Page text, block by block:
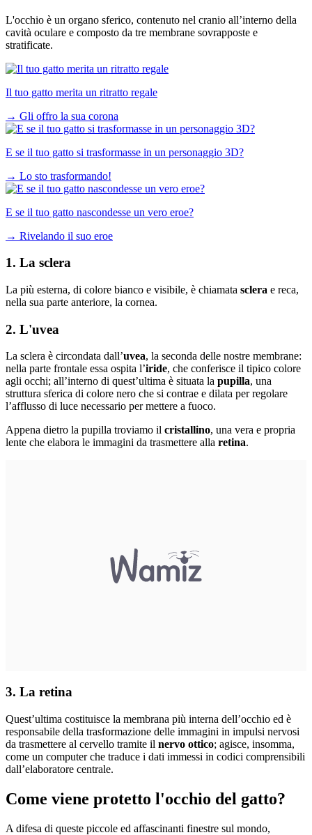
L'occhio è un organo sferico, contenuto nel cranio all’interno della
cavità oculare e composto da tre membrane sovrapposte e
stratificate.
Il tuo gatto merita un ritratto regale
→ Gli offro la sua corona
E se il tuo gatto si trasformasse in un personaggio 3D?
→ Lo sto trasformando!
E se il tuo gatto nascondesse un vero eroe?
→ Rivelando il suo eroe
1. La sclera
La più esterna, di colore bianco e visibile, è chiamata sclera e reca,
nella sua parte anteriore, la cornea.
2. L'uvea
La sclera è circondata dall’uvea, la seconda delle nostre membrane:
nella parte frontale essa ospita l’iride, che conferisce il tipico colore
agli occhi; all’interno di quest’ultima è situata la pupilla, una
struttura sferica di colore nero che si contrae e dilata per regolare
l’afflusso di luce necessario per mettere a fuoco.
Appena dietro la pupilla troviamo il cristallino, una vera e propria
lente che elabora le immagini da trasmettere alla retina.
3. La retina
Quest’ultima costituisce la membrana più interna dell’occhio ed è
responsabile della trasformazione delle immagini in impulsi nervosi
da trasmettere al cervello tramite il nervo ottico; agisce, insomma,
come un computer che traduce i dati immessi in codici comprensibili
dall’elaboratore centrale.
Come viene protetto l'occhio del gatto?
A difesa di queste piccole ed affascinanti finestre sul mondo,